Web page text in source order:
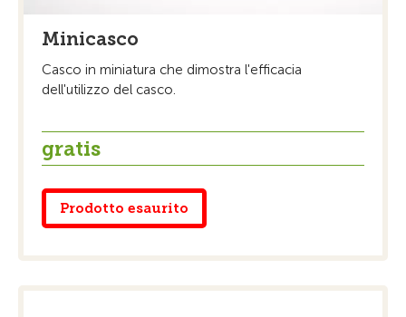
Minicasco
Casco in miniatura che dimostra l'efficacia
dell'utilizzo del casco.
gratis
Prodotto esaurito